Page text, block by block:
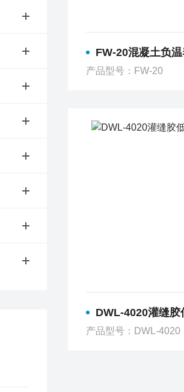
FW-20混凝土负
产品型号：FW-20
DWL-4020灌缝胶低
产品型号：DWL-4020